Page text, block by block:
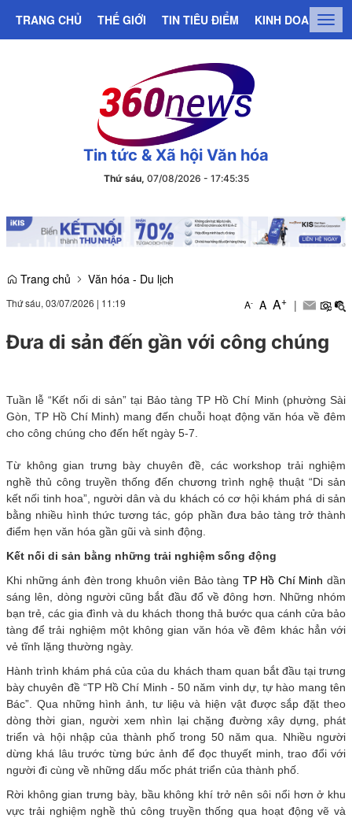
TRANG CHỦ THẾ GIỚI TIN TIÊU ĐIỂM KINH DOANH
Tin tức & Xã hội Văn hóa
Thứ sáu, 07/08/2026 - 17:45:36
Trang chủ Văn hóa - Du lịch
Thứ sáu, 03/07/2026 | 11:19 A- A A+ |
Đưa di sản đến gần với công chúng
Tuần lễ “Kết nối di sản” tại Bảo tàng TP Hồ Chí Minh (phường Sài
Gòn, TP Hồ Chí Minh) mang đến chuỗi hoạt động văn hóa về đêm
cho công chúng cho đến hết ngày 5-7.
Từ không gian trưng bày chuyên đề, các workshop trải nghiệm
nghề thủ công truyền thống đến chương trình nghệ thuật “Di sản
kết nối tinh hoa”, người dân và du khách có cơ hội khám phá di sản
bằng nhiều hình thức tương tác, góp phần đưa bảo tàng trở thành
điểm hẹn văn hóa gần gũi và sinh động.
Kết nối di sản bằng những trải nghiệm sống động
Khi những ánh đèn trong khuôn viên Bảo tàng TP Hồ Chí Minh dần
sáng lên, dòng người cũng bắt đầu đổ về đông hơn. Những nhóm
bạn trẻ, các gia đình và du khách thong thả bước qua cánh cửa bảo
tàng để trải nghiệm một không gian văn hóa về đêm khác hẳn với
vẻ tĩnh lặng thường ngày.
Hành trình khám phá của của du khách tham quan bắt đầu tại trưng
bày chuyên đề “TP Hồ Chí Minh - 50 năm vinh dự, tự hào mang tên
Bác”. Qua những hình ảnh, tư liệu và hiện vật được sắp đặt theo
dòng thời gian, người xem nhìn lại chặng đường xây dựng, phát
triển và hội nhập của thành phố trong 50 năm qua. Nhiều người
dừng khá lâu trước từng bức ảnh để đọc thuyết minh, trao đổi với
người đi cùng về những dấu mốc phát triển của thành phố.
Rời không gian trưng bày, bầu không khí trở nên sôi nổi hơn ở khu
vực trải nghiệm nghề thủ công truyền thống qua hoạt động vẽ và